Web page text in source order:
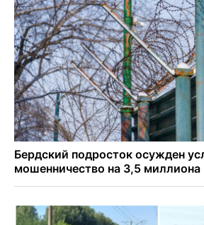
Актриса из Новосибирска Евгения
в сериале «Малой»